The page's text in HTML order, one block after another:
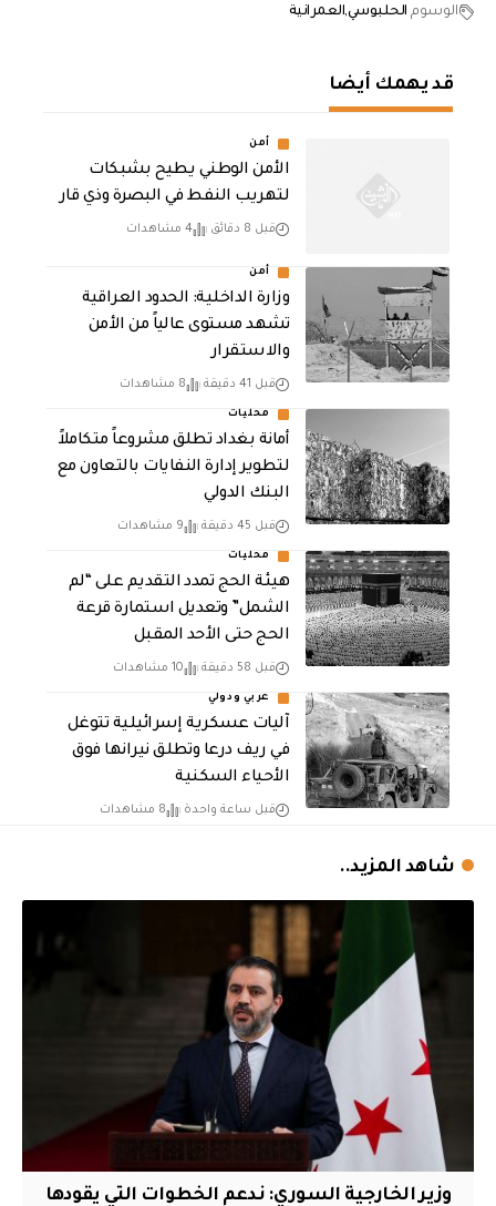
الوسوم الحلبوسيالعمرانية
قد يهمك أيضا
أمن
الأمن الوطني يطيح بشبكات
لتهريب النفط في البصرة وذي قار
قبل 8 دقائق 4 مشاهدات
أمن
وزارة الداخلية: الحدود العراقية
تشهد مستوى عالياً من الأمن
والاستقرار
قبل 41 دقيقة 8 مشاهدات
محليات
أمانة بغداد تطلق مشروعاً متكاملاً
لتطوير إدارة النفايات بالتعاون مع
البنك الدولي
قبل 45 دقيقة 9 مشاهدات
محليات
هيئة الحج تمدد التقديم على “لم
الشمل” وتعديل استمارة قرعة
الحج حتى الأحد المقبل
قبل 58 دقيقة 10 مشاهدات
عربي ودولي
آليات عسكرية إسرائيلية تتوغل
في ريف درعا وتطلق نيرانها فوق
الأحياء السكنية
قبل ساعة واحدة 8 مشاهدات
شاهد المزيد..
وزير الخارجية السوري: ندعم الخطوات التي يقودها